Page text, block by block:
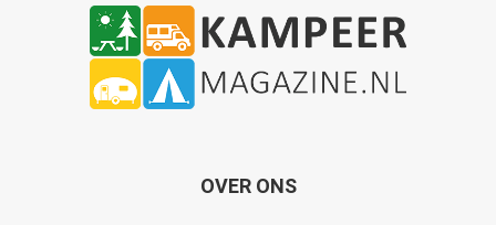
OVER ONS